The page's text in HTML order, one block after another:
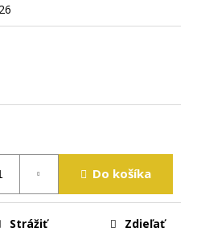
Do košíka
Strážiť Zdieľať